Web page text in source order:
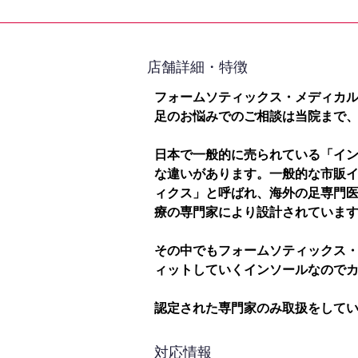
​店舗詳細・特徴
フォームソティックス・メディカ
足のお悩みでのご相談は当院まで
日本で一般的に売られている「イ
な違いがあります。一般的な市販
ィクス」と呼ばれ、海外の足専門
療の専門家により設計されていま
その中でもフォームソティックス
ィットしていくインソールなので
認定された専門家のみ取扱をして
対応情報